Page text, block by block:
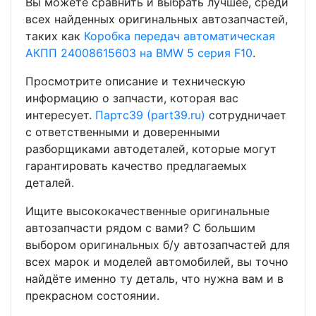
всех найденных оригинальных автозапчастей,
таких как Коробка передач автоматическая
АКПП 24008615603 на BMW 5 серия F10.
Просмотрите описание и техническую
информацию о запчасти, которая вас
интересует. Партс39 (part39.ru) сотрудничает
с ответственными и доверенными
разборщиками автодеталей, которые могут
гарантировать качество предлагаемых
деталей.
Ищите высококачественные оригинальные
автозапчасти рядом с вами? С большим
выбором оригинальных б/у автозапчастей для
всех марок и моделей автомобилей, вы точно
найдёте именно ту деталь, что нужна вам и в
прекрасном состоянии.